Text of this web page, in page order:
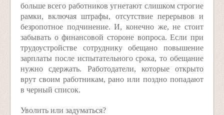
больше всего работников угнетают слишком строгие
рамки, включая штрафы, отсутствие перерывов и
безропотное подчинение. И, конечно же, не стоит
забывать о финансовой стороне вопроса. Если при
трудоустройстве сотруднику обещано повышение
зарплаты после испытательного срока, то обещание
нужно сдержать. Работодатели, которые открыто
врут своим работникам, рано или поздно попадают
в черный список.
Уволить или задуматься?